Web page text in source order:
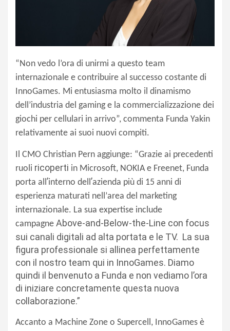
“Non vedo l’ora di unirmi a questo team
internazionale e contribuire al successo costante di
InnoGames. Mi entusiasma molto il dinamismo
dell’industria del gaming e la commercializzazione dei
giochi per cellulari in arrivo”, commenta Funda Yakin
relativamente ai suoi nuovi compiti.
Il CMO Christian Pern aggiunge: “Grazie ai precedenti
ruoli ricoperti in Microsoft, NOKIA e Freenet, Funda
porta all ’interno dell ’azienda più di 15 anni di
esperienza maturati nell ’area del marketing
internazionale. La sua expertise include
campagne Above-and-Below-the-Line con focus
sui canali digitali ad alta portata e le TV. La sua
figura professionale si allinea perfettamente
con il nostro team qui in InnoGames. Diamo
quindi il benvenuto a Funda e non vediamo l’ora
di iniziare concretamente questa nuova
collaborazione.”
Accanto a Machine Zone o Supercell, InnoGames è